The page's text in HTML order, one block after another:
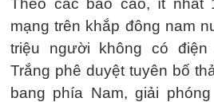
Theo các báo cáo, ít nhất
mạng trên khắp đông nam
triệu người không có
Trắng phê duyệt tuyên bố
bang phía Nam, giải